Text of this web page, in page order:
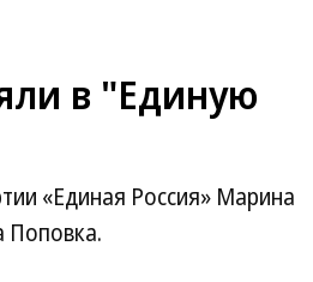
в "Единую
«Единая Россия» Марина
Поповка.